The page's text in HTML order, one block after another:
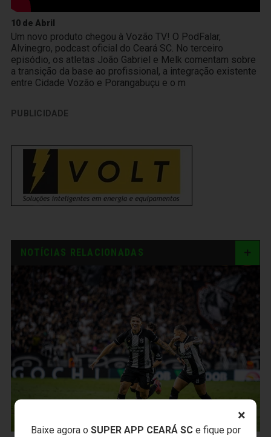
×
Baixe agora o SUPER APP CEARÁ SCe fique por
10 de Abril
Um novo produto chegou à Vozão TV! O PodFalar,
Alvinegro, podcast oficial do Ceará SC. No terceiro
episódio, os atletas João Gabriel e Melk comentam sobre
a transição da base ao profissional, a integração existente
entre Cidade Vozão e Porangabuçu e o m
PUBLICIDADE
NOTÍCIAS RELACIONADAS